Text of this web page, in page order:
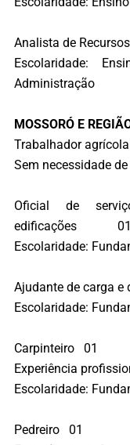
Analista de
Escolaridade:
Administração
MOSSORÓ E
Trabalhador
Sem necessidade
Oficial de
edificações 01
Escolaridade:
Ajudante de carga
Escolaridade:
Carpinteiro 01
Experiência
Escolaridade:
Pedreiro 01